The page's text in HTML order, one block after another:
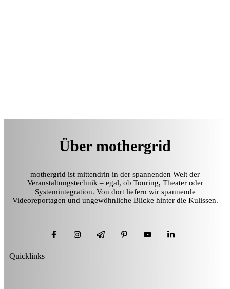
Über mothergrid
mothergrid ist mittendrin in der spannenden Welt der
Veranstaltungstechnik – egal, ob Touring, Theater oder
Systemintegration. Von dort liefern wir spannende
Videoreportagen und ungewöhnliche Blicke hinter die Kulissen.
Quicklinks